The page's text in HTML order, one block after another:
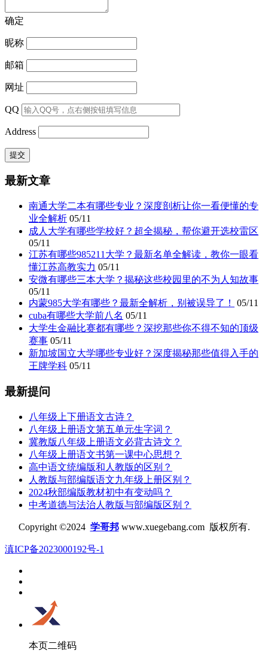
确定
昵称
邮箱
网址
QQ
Address
最新文章
南通大学二本有哪些专业？深度剖析让你一看便懂的专
业全解析 05/11
成人大学有哪些学校好？超全揭秘，帮你避开选校雷区
05/11
江苏有哪些985211大学？最新名单全解读，教你一眼看
懂江苏高教实力 05/11
安微有哪些三本大学？揭秘这些校园里的不为人知故事
05/11
内蒙985大学有哪些？最新全解析，别被误导了！
05/11
cuba有哪些大学前八名 05/11
大学生金融比赛都有哪些？深挖那些你不得不知的顶级
赛事 05/11
新加坡国立大学哪些专业好？深度揭秘那些值得入手的
王牌学科 05/11
最新提问
八年级上下册语文古诗？
八年级上册语文第五单元生字词？
冀教版八年级上册语文必背古诗文？
八年级上册语文书第一课中心思想？
高中语文统编版和人教版的区别？
人教版与部编版语文九年级上册区别？
2024秋部编版教材初中有变动吗？
中考道德与法治人教版与部编版区别？
Copyright ©2024 学哥邦www.xuegebang.com 版权所有.
滇ICP备2023000192号-1
本页二维码